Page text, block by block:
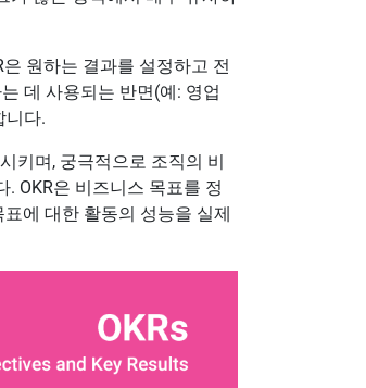
원하는 결과를 설정하고 전
데 사용되는 반면(예: 영업
니다.
키며, 궁극적으로 조직의 비
OKR은 비즈니스 목표를 정
에 대한 활동의 성능을 실제